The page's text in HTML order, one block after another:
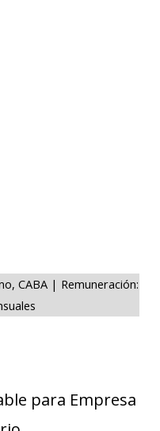
CABA | Remuneración:
para Empresa